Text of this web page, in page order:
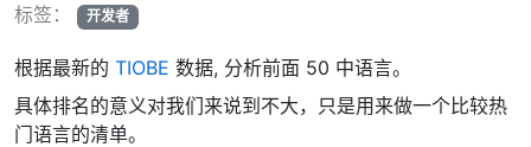
标签：
开发者
根据最新的 TIOBE 数据, 分析前面 50 中语言。
具体排名的意义对我们来说到不大，只是用来做一个比较热
门语言的清单。